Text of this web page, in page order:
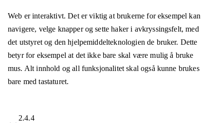
Web er interaktivt. Det er viktig at brukerne for eksempel kan
navigere, velge knapper og sette haker i avkryssingsfelt, med
det utstyret og den hjelpemiddelteknologien de bruker. Dette
betyr for eksempel at det ikke bare skal være mulig å bruke
mus. Alt innhold og all funksjonalitet skal også kunne brukes
bare med tastaturet.
2.4.4